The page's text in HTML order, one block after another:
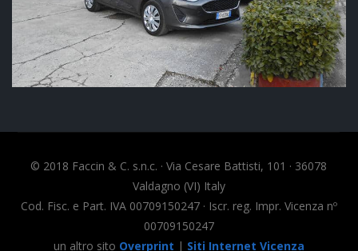
© 2018 Faccin & C. s.n.c. · Via Cesare Battisti, 101 · 36078
Valdagno (VI) Italy
Cod. Fisc. e Part. IVA 00709150247 · Iscr. reg. Impr. Vicenza nº
00709150247
un altro sito Overprint | Siti Internet Vicenza